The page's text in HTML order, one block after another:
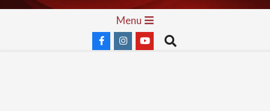
Skip
Menu
Search